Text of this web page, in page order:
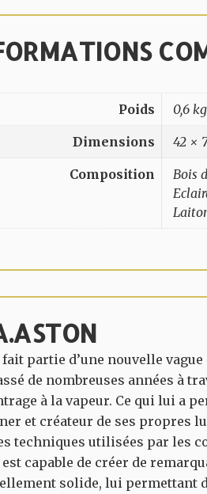
Poids 0,6 kg
Dimensions 42 ×
Composition
Bois
partie d’une nouvelle
de nombreuses années à
à la vapeur. Ce qui lui a
et créateur de ses propres
techniques utilisées par les
capable de créer de
solide, lui permettant